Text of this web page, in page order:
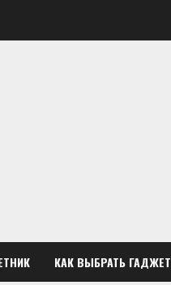
КАК ВЫБРАТЬ ГАДЖЕТ